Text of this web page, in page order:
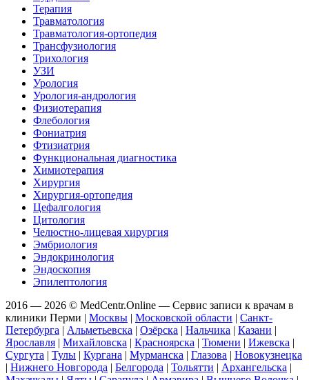
Терапия
Травматология
Травматология-ортопедия
Трансфузиология
Трихология
УЗИ
Урология
Урология-андрология
Физиотерапия
Флебология
Фониатрия
Фтизиатрия
Функциональная диагностика
Химиотерапия
Хирургия
Хирургия-ортопедия
Цефалгология
Цитология
Челюстно-лицевая хирургия
Эмбриология
Эндокринология
Эндоскопия
Эпилептология
2016 — 2026 © MedCentr.Online — Сервис записи к врачам в
клиники Перми | Москвы | Московской области | Санкт-
Петербурга | Альметьевска | Озёрска | Нальчика | Казани |
Ярославля | Михайловска | Красноярска | Тюмени | Ижевска |
Сургута | Тулы | Кургана | Мурманска | Глазова | Новокузнецка
| Нижнего Новгорода | Белгорода | Тольятти | Архангельска |